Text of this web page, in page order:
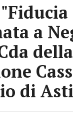
a
della
di